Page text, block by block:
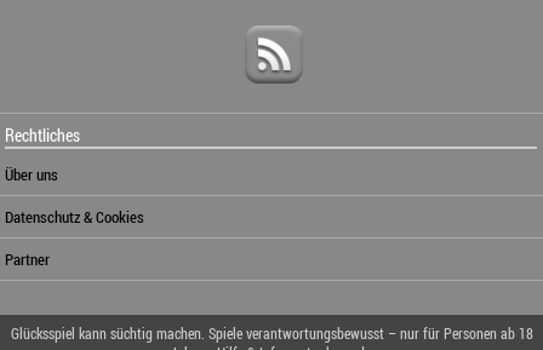
Rechtliches
Über uns
Datenschutz & Cookies
Partner
Glücksspiel kann süchtig machen. Spiele verantwortungsbewusst – nur für Personen ab 18